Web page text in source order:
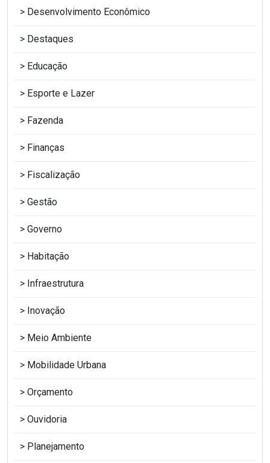
Desenvolvimento Econômico
Destaques
Educação
Esporte e Lazer
Fazenda
Finanças
Fiscalização
Gestão
Governo
Habitação
Infraestrutura
Inovação
Meio Ambiente
Mobilidade Urbana
Orçamento
Ouvidoria
Planejamento